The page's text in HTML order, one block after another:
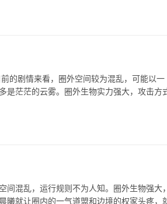
的剧情来看，圈外空间较为混乱，可能以一
是茫茫的云雾。圈外生物实力强大，攻击方
混乱，运行规则不为人知。圈外生物强大，
曦就让圈内的一气道盟和边境的权家头疼，